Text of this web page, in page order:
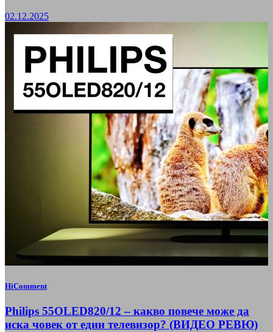
02.12.2025
HiComment
Philips 55OLED820/12 – какво повече може да
иска човек от един телевизор? (ВИДЕО РЕВЮ)